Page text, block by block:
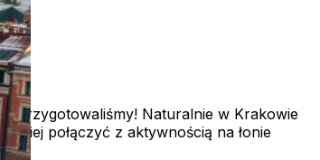
przygotowaliśmy! Naturalnie w Krakowie
połączyć z aktywnością na łonie